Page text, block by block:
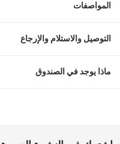
المواصفات
التوصيل والاستلام والإرجاع
ماذا يوجد في الصندوق